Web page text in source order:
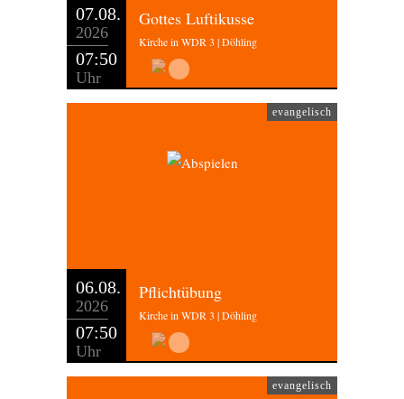
07.08.
2026
07:50
Uhr
Gottes Luftikusse
Kirche in WDR 3 | Döhling
evangelisch
06.08.
2026
07:50
Uhr
Pflichtübung
Kirche in WDR 3 | Döhling
evangelisch